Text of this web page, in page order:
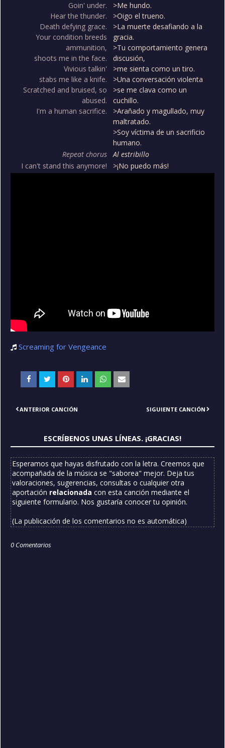
Goin' under.
Hear the thunder.
Death defying grace.
Your condition breeds
ammunition,
shoots me in the face.
Vivious talkin'
stabs me like a knife.
Scratched and bruised, so
abused.
I'm a human sacrifice.
>Me hundo.
>Oigo el trueno.
>La muerte desafiando a la
gracia.
>Tu comportamiento genera
discusión,
>me sienta como un tiro.
>Una conversación violenta
>se me clava como un
cuchillo.
>Arañado y magullado, muy
maltratado.
>Soy víctima de un sacrificio
humano.
Repeat chorus
Al estribillo
I can't stand this anymore!
>¡No puedo más!
Screaming for Vengeance
ANTERIOR CANCIÓN SIGUIENTE CANCIÓN
ESCRÍBENOS UNAS LÍNEAS. ¡GRACIAS!
Esperamos que hayas disfrutado con la letra. Creemos que
acompañada de la música se "saborea" mejor. Deja tus
valoraciones, sugerencias, consultas o cualquier otra
aportación relacionada con esta canción mediante el
siguiente formulario. Nos gustaría conocer tu opinión.
(La publicación de los comentarios no es automática)
0 Comentarios